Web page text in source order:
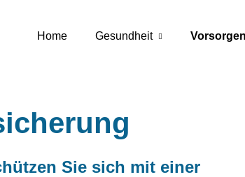
Home Gesundheit Vorsorgen
Sie sich mit einer